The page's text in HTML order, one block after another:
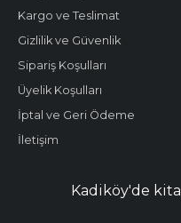
Kargo ve Teslimat
Gizlilik ve Güvenlik
Sipariş Koşulları
Üyelik Koşulları
İptal ve Geri Ödeme
İletişim
Kadiköy'de